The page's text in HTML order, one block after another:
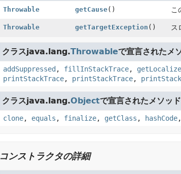
Throwable
getCause() こ
Throwable getTargetException () ス
クラスjava.lang.Throwableで宣言されたメ
addSuppressed , fillInStackTrace,
printStackTrace, printStackTrace,
クラスjava.lang.Objectで宣言されたメソッド
clone, equals , finalize, getClass , hashCode,
コンストラクタの詳細